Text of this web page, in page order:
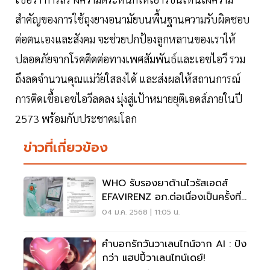
สำคัญของการใช้ถุงยางอนามัยบนพื้นฐานความรับผิดชอบ
ต่อตนเองและสังคม จะช่วยปกป้องลูกหลานของเราให้
ปลอดภัยจากโรคติดต่อทางเพศสัมพันธ์และเอชไอวี รวม
ถึงลดจำนวนคุณแม่วัยใสลงได้ และส่งผลให้สถานการณ์
การติดเชื้อเอชไอวีลดลง มุ่งสู่เป้าหมายยุติเอดส์ภายในปี
2573 พร้อมกับประชาคมโลก
ข่าวที่เกี่ยวข้อง
WHO รับรองยาต้านไวรัสเอดส์
EFAVIRENZ อภ.ต่อเนื่องเป็นครั้งที่
3
04 ม.ค. 2568 | 11:05 น.
คำบอกรักวันวาเลนไทน์จาก AI : ปัง
กว่า แฮปปี้วาเลนไทน์เดย์!